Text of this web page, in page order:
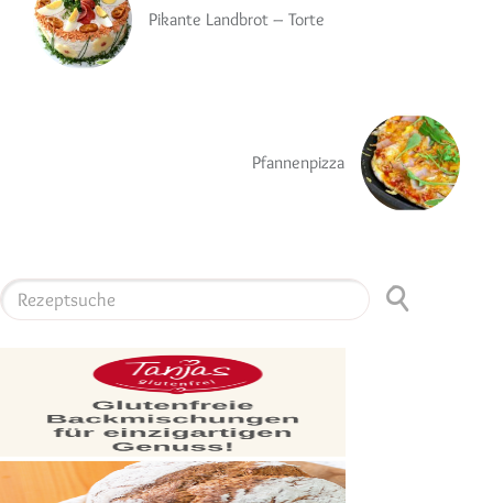
Pikante Landbrot – Torte
Pfannenpizza